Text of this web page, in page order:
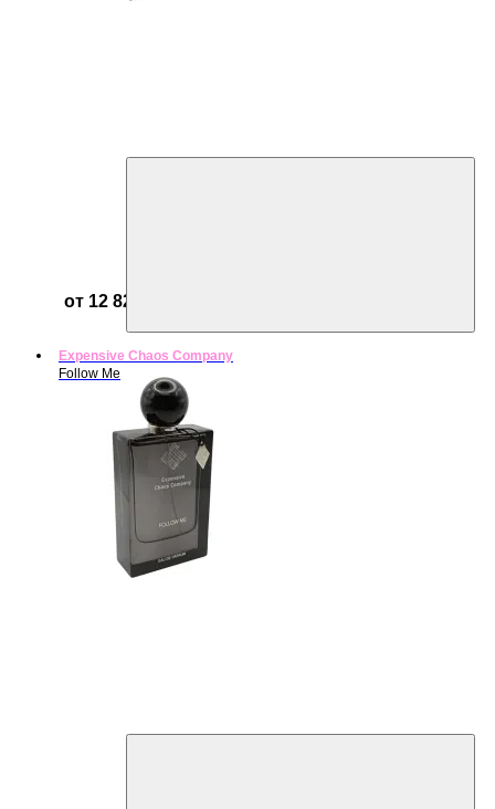
от 12 821 ₽
Expensive Chaos Company
Follow Me